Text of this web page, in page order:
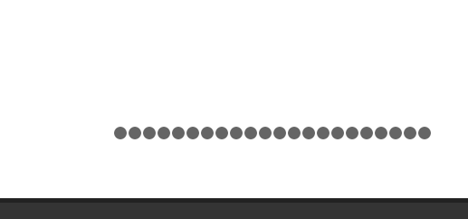
1 2 3 4 5 6 7 8 9 1011121314151617